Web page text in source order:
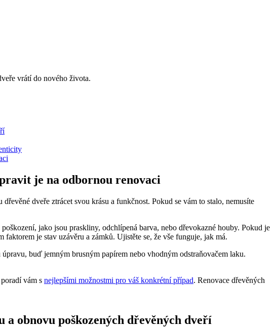
vrátí do nového života.
je na odbornou renovaci
dveře ztrácet svou krásu a funkčnost. Pokud se vám to stalo, nemusíte
jako jsou praskliny, odchlípená barva, nebo dřevokazné houby. Pokud je
je stav uzávěru a zámků. Ujistěte se, že vše funguje, jak má.
buď jemným brusným papírem nebo vhodným odstraňovačem laku.
vám s nejlepšími možnostmi pro váš konkrétní případ. Renovace dřevěných
obnovu poškozených dřevěných dveří